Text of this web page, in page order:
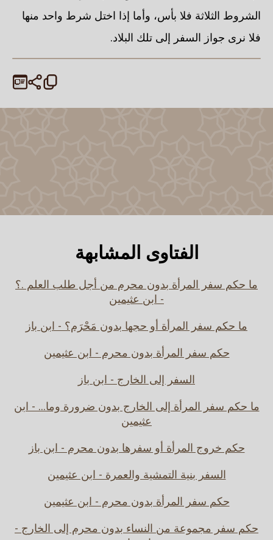
الشروط الثلاثة فلا بأس، وأما إذا اختل شرط واحد منها
فلا نرى جواز السفر إلى تلك البلاد.
الفتاوى المشابهة
ما حكم سفر المرأة بدون محرم من أجل طلب العلم .؟
- ابن عثيمين
ما حكم سفر المرأة أو حجها بدون مَحْرَم؟ - ابن باز
حكم سفر المرأة بدون محرم - ابن عثيمين
السفر إلى الخارج - ابن باز
ما حكم سفر المرأة إلى الخارج بدون ضرورة وما... - ابن
عثيمين
حكم خروج المرأة أو سفرها بدون محرم - ابن باز
السفر بنية التمشية والعمرة - ابن عثيمين
حكم سفر المرأة بدون محرم - ابن عثيمين
حكم سفر مجموعة من النساء بدون محرم إلى الخارج -